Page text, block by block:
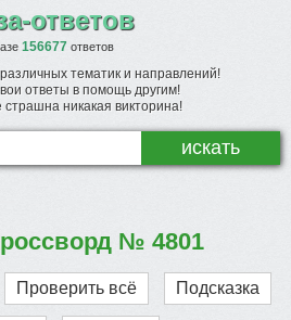
ответов
156677ответов
тематик и направлений!
ответы в помощь другим!
никакая викторина!
№ 4801
Проверить всё Подсказка